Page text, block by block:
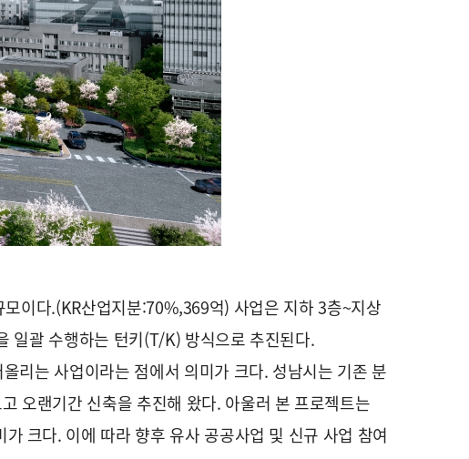
이다.(KR산업지분:70%,369억) 사업은 지하 3층~지상
일괄 수행하는 턴키(T/K) 방식으로 추진된다.
리는 사업이라는 점에서 의미가 크다. 성남시는 기존 분
오랜기간 신축을 추진해 왔다. 아울러 본 프로젝트는
크다. 이에 따라 향후 유사 공공사업 및 신규 사업 참여